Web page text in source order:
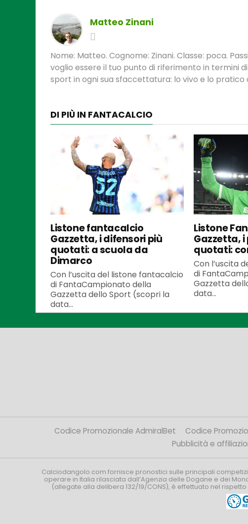
Matteo Zinani
Nome: Matteo. Cognome: Zinani. Classe: poca.
voglio essere il tuo punto di riferimento in termini
sport in ogni sua sfaccettatura: lo vivo e lo pratico
DI PIÙ IN FANTACALCIO
Listone fantacalcio
Gazzetta, i difensori più
quotati: a scuola da
Dimarco
Con l’uscita del listone fantacalcio
di FantaCampionato della
Gazzetta dello Sport (scopri la
data...
Listone
Gazzetta,
quotati:
Con l’uscita
di
Gazzetta
data...
Codice Promozionale AdmiralBet Codice
Pubblicità e
Calciodangolo.com fornisce pronostici sulle principali
operare in Italia rilasciata dall’Agenzia delle Dogane e dei
(allegate alla delibera 132/19/CONS), è effettuato nel